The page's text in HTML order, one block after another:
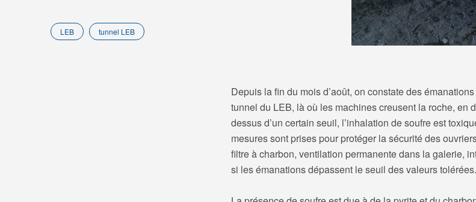
LEB tunnel LEB
Depuis la fin du mois d’août, on constate des
tunnel du LEB, là où les machines creusent la roche, en
dessus d’un certain seuil, l’inhalation de soufre est
mesures sont prises pour protéger la sécurité des
filtre à charbon, ventilation permanente dans la galerie,
si les émanations dépassent le seuil des valeurs tolérées.